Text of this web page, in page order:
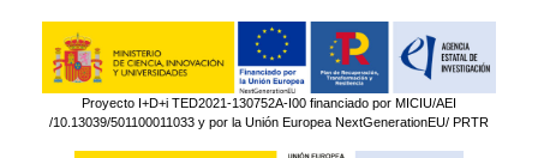
Proyecto I+D+i TED2021-130752A-I00 financiado por MICIU/AEI
/10.13039/501100011033 y por la Unión Europea NextGenerationEU/ PRTR